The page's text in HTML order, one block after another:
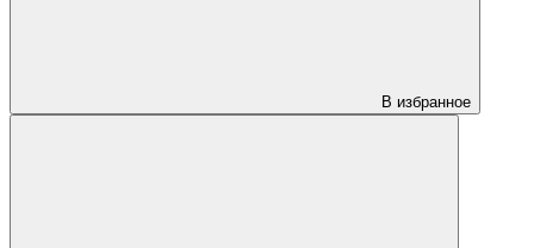
В избранное